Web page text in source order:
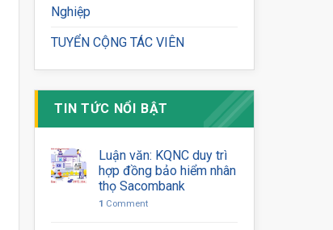
Nghiệp
TUYỂN CỘNG TÁC VIÊN
TIN TỨC NỔI BẬT
Luận văn: KQNC duy trì
hợp đồng bảo hiểm nhân
thọ Sacombank
1 Comment